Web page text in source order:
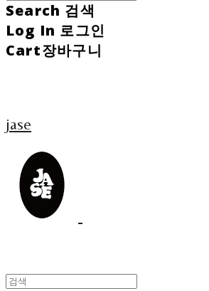
Search 검색
Log In 로그인
Cart장바구니
jase